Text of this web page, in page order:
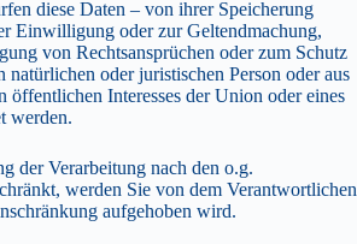
diese Daten – von ihrer Speicherung
Einwilligung oder zur Geltendmachung,
von Rechtsansprüchen oder zum Schutz
natürlichen oder juristischen Person oder aus
öffentlichen Interesses der Union oder eines
werden.
der Verarbeitung nach den o.g.
werden Sie von dem Verantwortlichen
aufgehoben wird.